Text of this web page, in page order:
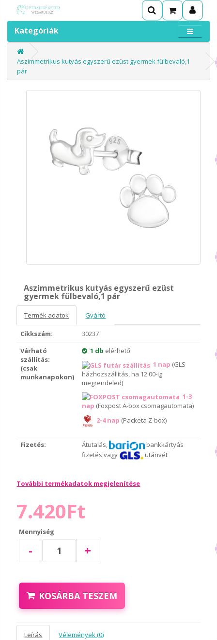
Kategóriák
Aszimmetrikus kutyás egyszerű ezüst gyermek fülbevaló,1
pár
Aszimmetrikus kutyás egyszerű ezüst
gyermek fülbevaló,1 pár
Termék adatok Gyártó
Cikkszám:
30237
Várható
szállítás:
(csak
munkanapokon)
1 db elérhető
1 nap (GLS
házhozszállítás, ha 12.00-ig
megrendeled)
1-3
nap (Foxpost A-box csomagautomata)
2-4 nap (Packeta Z-box)
Fizetés: Átutalás,
bankkártyás
fizetés vagy
utánvét
További termékadatok megjelenítése
7.420Ft
Mennyiség
- +
KOSÁRBA TESZEM
Leírás Vélemények (0)